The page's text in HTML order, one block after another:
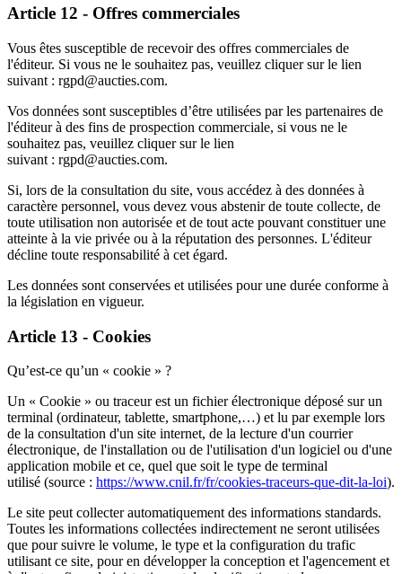
Article 12 - Offres commerciales
Vous êtes susceptible de recevoir des offres commerciales de
l'éditeur. Si vous ne le souhaitez pas, veuillez cliquer sur le lien
suivant : rgpd@aucties.com.
Vos données sont susceptibles d’être utilisées par les partenaires de
l'éditeur à des fins de prospection commerciale, si vous ne le
souhaitez pas, veuillez cliquer sur le lien
suivant : rgpd@aucties.com.
Si, lors de la consultation du site, vous accédez à des données à
caractère personnel, vous devez vous abstenir de toute collecte, de
toute utilisation non autorisée et de tout acte pouvant constituer une
atteinte à la vie privée ou à la réputation des personnes. L'éditeur
décline toute responsabilité à cet égard.
Les données sont conservées et utilisées pour une durée conforme à
la législation en vigueur.
Article 13 - Cookies
Qu’est-ce qu’un « cookie » ?
Un « Cookie » ou traceur est un fichier électronique déposé sur un
terminal (ordinateur, tablette, smartphone,…) et lu par exemple lors
de la consultation d'un site internet, de la lecture d'un courrier
électronique, de l'installation ou de l'utilisation d'un logiciel ou d'une
application mobile et ce, quel que soit le type de terminal
utilisé (source : https://www.cnil.fr/fr/cookies-traceurs-que-dit-la-loi).
Le site peut collecter automatiquement des informations standards.
Toutes les informations collectées indirectement ne seront utilisées
que pour suivre le volume, le type et la configuration du trafic
utilisant ce site, pour en développer la conception et l'agencement et